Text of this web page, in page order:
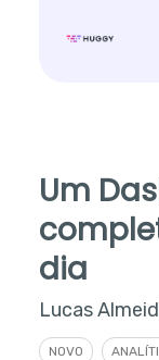
Um
dia
Lucas
NOVO